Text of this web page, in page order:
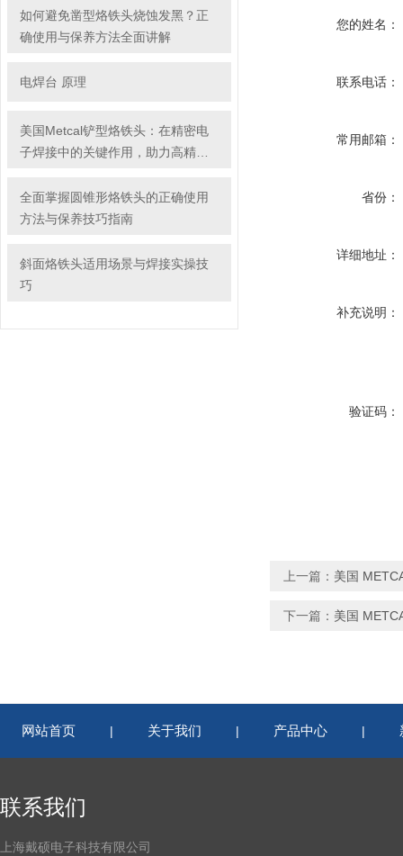
如何避免凿型烙铁头烧蚀发黑？正
确使用与保养方法全面讲解
电焊台 原理
美国Metcal铲型烙铁头：在精密电
子焊接中的关键作用，助力高精度
全面掌握圆锥形烙铁头的正确使用
方法与保养技巧指南
斜面烙铁头适用场景与焊接实操技
巧
您的姓名：
联系电话：
常用邮箱：
省份：
详细地址：
补充说明：
验证码：
上一篇： 美国
下一篇： 美国
网站首页 | 关于我们 | 产品中心 |
联系我们
上海戴硕电子科技有限公司